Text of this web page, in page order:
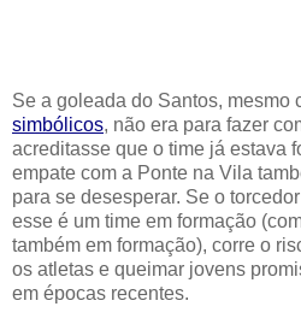
Se a goleada do Santos, mesmo
simbólicos, não era para fazer
acreditasse que o time já estava
empate com a Ponte na Vila
para se desesperar. Se o
esse é um time em formação
também em formação), corre o
os atletas e queimar jovens
em épocas recentes.